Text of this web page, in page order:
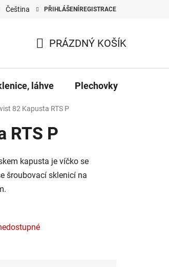
Čeština PŘIHLÁŠENÍ REGISTRACE
KOŠÍK
PRÁZDNÝ KOŠÍK
láhve Plechovky
82 Kapusta RTS P
RTS P
kapusta je víčko se
šroubovací sklenicí na